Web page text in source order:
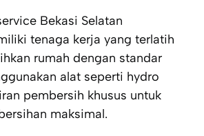
Bekasi Selatan
tenaga kerja yang terlatih
rumah dengan standar
alat seperti hydro
pembersih khusus untuk
maksimal.